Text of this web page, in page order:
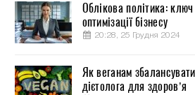
Облікова політика:
оптимізації бізнесу
20:28, 25 Грудня 2024
Як веганам
дієтолога для здоров’я